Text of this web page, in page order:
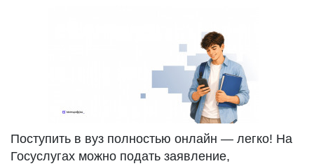
Поступить в вуз полностью онлайн — легко! На
Госуслугах можно подать заявление,